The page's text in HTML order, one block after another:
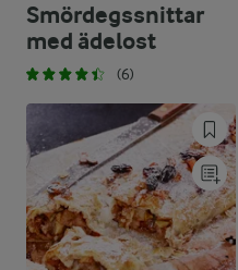
Smördegssnittar
med ädelost
(6)